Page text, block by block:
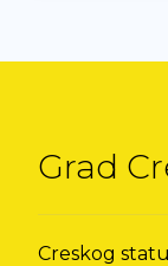
Grad
Creskog